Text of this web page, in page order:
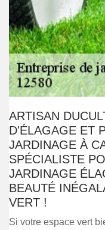
ARTISAN
D'ÉLAGAGE ET
JARDINAGE À
SPÉCIALISTE
JARDINAGE
BEAUTÉ
VERT !
Si votre espace vert